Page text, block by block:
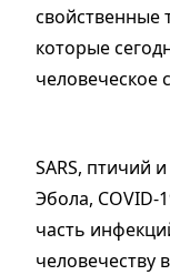
свойственные
которые
человеческое
SARS, птичий
Эбола, COVID-
часть
человечеству